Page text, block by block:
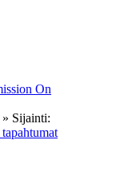
On
» Sijainti: